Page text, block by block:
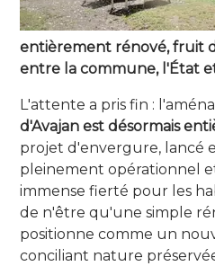
entièrement rénové, fruit
entre la commune, l'État
L'attente a pris fin :
d'Avajan est désormais
projet d'envergure, lancé
pleinement opérationnel
immense fierté pour les
de n'être qu'une simple
positionne comme un
conciliant nature